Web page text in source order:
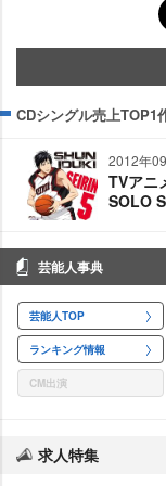
CDシングル売上TOP1
2012年
TVアニ
SOLO
芸能人事典
芸能人TOP
ランキング情報
CM出演
求人特集